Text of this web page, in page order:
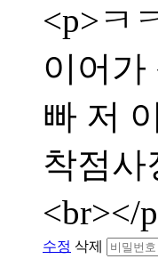
<p>ㅋ
이어가
빠 저
착점사
<br></
수정 삭제